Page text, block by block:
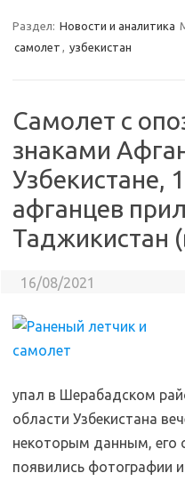
Раздел: Новости и аналитика
самолет , узбекистан
Cамолет с
знаками
Узбекистане,
афганцев
Таджикистан
16/08/2021
упал в Шерабадском
области Узбекистана
некоторым данным, его
появились фотографии